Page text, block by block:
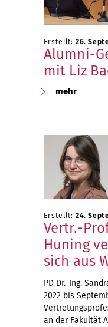
Erstellt: 26.
Alumni-
mit Liz
mehr
Erstellt: 24.
Vertr.-
Huning
sich aus
PD Dr.-Ing.
2022 bis
an der Fakultät